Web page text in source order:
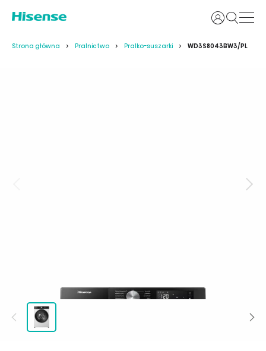
Login
Strona główna Pralnictwo Pralko-suszarki WD3S8043BW3/PL